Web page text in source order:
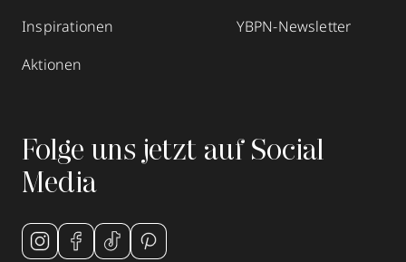
Inspirationen
Aktionen
YBPN-Newsletter
Folge uns jetzt auf Social
Media